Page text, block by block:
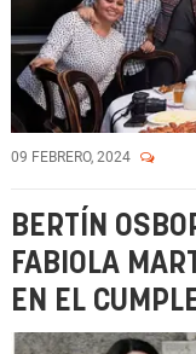
09 FEBRERO, 2024
BERTÍN
FABIOLA
EN EL